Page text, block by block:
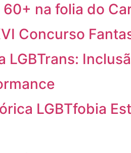
na folia do
Concurso
LGBTrans:
LGBTfobia